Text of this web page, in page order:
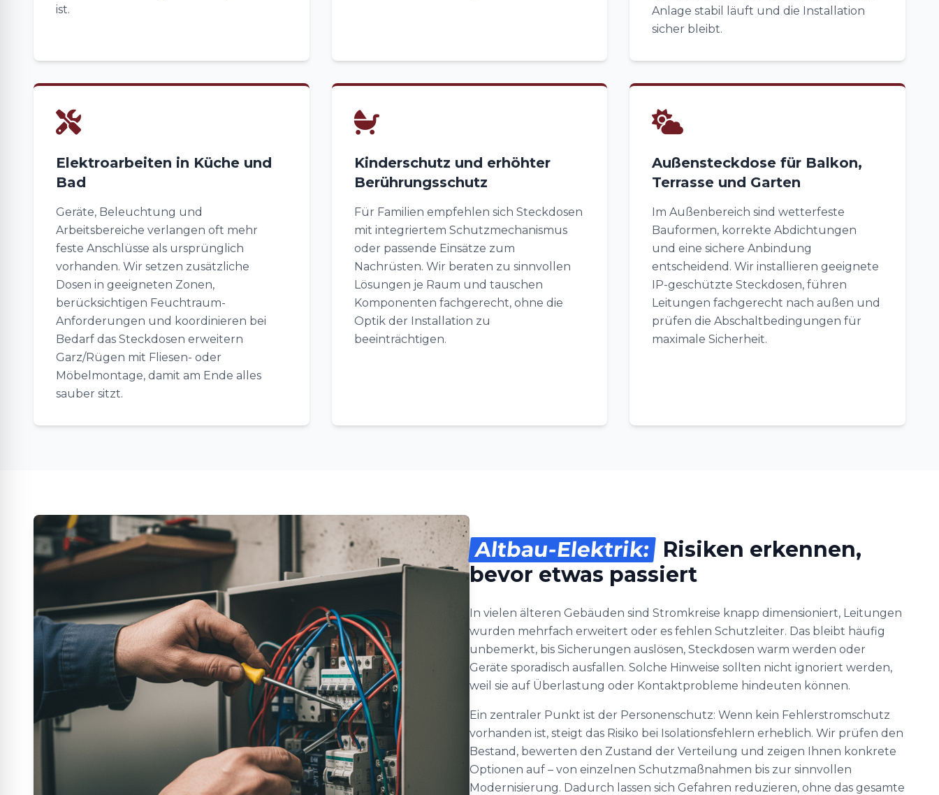
ist.
Anlage stabil läuft und die Installation
sicher bleibt.
Elektroarbeiten in Küche und
Bad
Geräte, Beleuchtung und
Arbeitsbereiche verlangen oft mehr
feste Anschlüsse als ursprünglich
vorhanden. Wir setzen zusätzliche
Dosen in geeigneten Zonen,
berücksichtigen Feuchtraum-
Anforderungen und koordinieren bei
Bedarf das Steckdosen erweitern
Garz/Rügen mit Fliesen- oder
Möbelmontage, damit am Ende alles
sauber sitzt.
Kinderschutz und erhöhter
Berührungsschutz
Für Familien empfehlen sich Steckdosen
mit integriertem Schutzmechanismus
oder passende Einsätze zum
Nachrüsten. Wir beraten zu sinnvollen
Lösungen je Raum und tauschen
Komponenten fachgerecht, ohne die
Optik der Installation zu
beeinträchtigen.
Außensteckdose für Balkon,
Terrasse und Garten
Im Außenbereich sind wetterfeste
Bauformen, korrekte Abdichtungen
und eine sichere Anbindung
entscheidend. Wir installieren geeignete
IP-geschützte Steckdosen, führen
Leitungen fachgerecht nach außen und
prüfen die Abschaltbedingungen für
maximale Sicherheit.
Altbau-Elektrik: Risiken erkennen,
bevor etwas passiert
In vielen älteren Gebäuden sind Stromkreise knapp dimensioniert, Leitungen
wurden mehrfach erweitert oder es fehlen Schutzleiter. Das bleibt häufig
unbemerkt, bis Sicherungen auslösen, Steckdosen warm werden oder
Geräte sporadisch ausfallen. Solche Hinweise sollten nicht ignoriert werden,
weil sie auf Überlastung oder Kontaktprobleme hindeuten können.
Ein zentraler Punkt ist der Personenschutz: Wenn kein Fehlerstromschutz
vorhanden ist, steigt das Risiko bei Isolationsfehlern erheblich. Wir prüfen den
Bestand, bewerten den Zustand der Verteilung und zeigen Ihnen konkrete
Optionen auf – von einzelnen Schutzmaßnahmen bis zur sinnvollen
Modernisierung. Dadurch lassen sich Gefahren reduzieren, ohne das gesamte